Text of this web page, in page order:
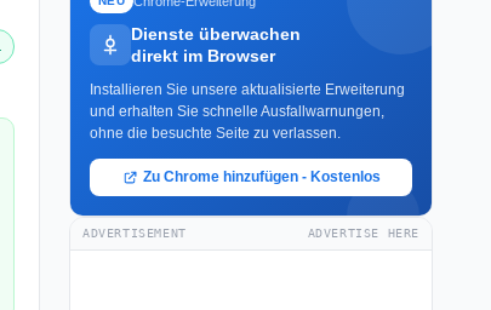
Dienste überwachen
direkt im Browser
Installieren Sie unsere aktualisierte Erweiterung
und erhalten Sie schnelle Ausfallwarnungen,
ohne die besuchte Seite zu verlassen.
Zu Chrome hinzufügen - Kostenlos
ADVERTISEMENT ADVERTISE HERE